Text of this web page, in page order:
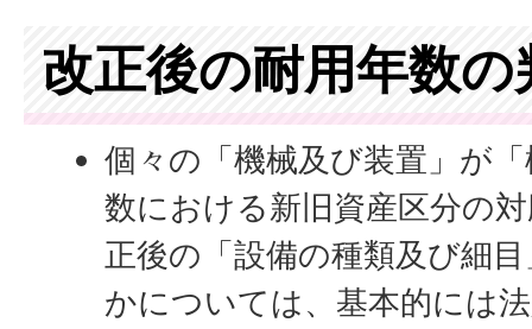
改正後の耐用年数
個々の「機械及び装置」が
数における新旧資産区分の
正後の「設備の種類及び細
かについては、基本的には